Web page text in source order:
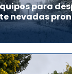
para
nevadas